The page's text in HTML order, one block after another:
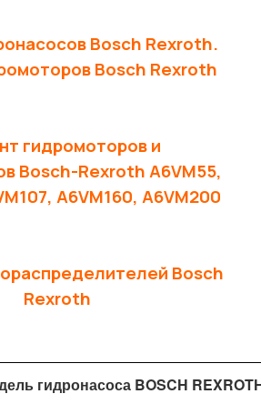
Bosch Rexroth.
Bosch Rexroth
гидромоторов и
Bosch-Rexroth A6VM55,
A6VM160, A6VM200
Bosch
Rexroth
гидронасоса BOSCH